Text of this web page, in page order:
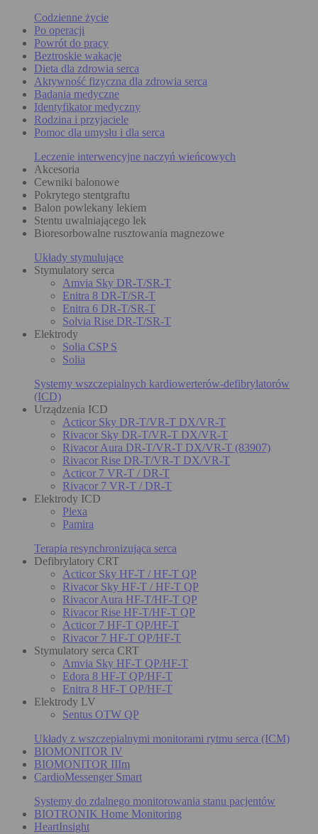
Codzienne życie
Po operacji
Powrót do pracy
Beztroskie wakacje
Dieta dla zdrowia serca
Aktywność fizyczna dla zdrowia serca
Badania medyczne
Identyfikator medyczny
Rodzina i przyjaciele
Pomoc dla umysłu i dla serca
Leczenie interwencyjne naczyń wieńcowych
Akcesoria
Cewniki balonowe
Pokrytego stentgraftu
Balon powlekany lekiem
Stentu uwalniającego lek
Bioresorbowalne rusztowania magnezowe
Układy stymulujące
Stymulatory serca
Amvia Sky DR-T/SR-T
Enitra 8 DR-T/SR-T
Enitra 6 DR-T/SR-T
Solvia Rise DR-T/SR-T
Elektrody
Solia CSP S
Solia
Systemy wszczepialnych kardiowerterów-defibrylatorów
(ICD)
Urządzenia ICD
Acticor Sky DR-T/VR-T DX/VR-T
Rivacor Sky DR-T/VR-T DX/VR-T
Rivacor Aura DR-T/VR-T DX/VR-T (83907)
Rivacor Rise DR-T/VR-T DX/VR-T
Acticor 7 VR-T / DR-T
Rivacor 7 VR-T / DR-T
Elektrody ICD
Plexa
Pamira
Terapia resynchronizująca serca
Defibrylatory CRT
Acticor Sky HF-T / HF-T QP
Rivacor Sky HF-T / HF-T QP
Rivacor Aura HF-T/HF-T QP
Rivacor Rise HF-T/HF-T QP
Acticor 7 HF-T QP/HF-T
Rivacor 7 HF-T QP/HF-T
Stymulatory serca CRT
Amvia Sky HF-T QP/HF-T
Edora 8 HF-T QP/HF-T
Enitra 8 HF-T QP/HF-T
Elektrody LV
Sentus OTW QP
Układy z wszczepialnymi monitorami rytmu serca (ICM)
BIOMONITOR IV
BIOMONITOR IIIm
CardioMessenger Smart
Systemy do zdalnego monitorowania stanu pacjentów
BIOTRONIK Home Monitoring
HeartInsight